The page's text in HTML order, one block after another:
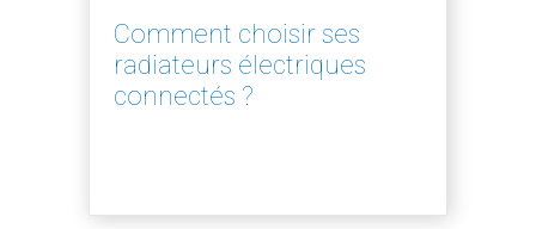
Comment choisir ses
radiateurs électriques
connectés ?